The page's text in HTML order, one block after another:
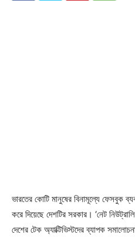
ভারতের কোটি মানুষের বিনামূল্যে ফেসবুক
করে দিয়েছে দেশটির সরকার। ‘নেট
দেশের টেক অ্যাক্টিভিস্টদের ব্যাপক